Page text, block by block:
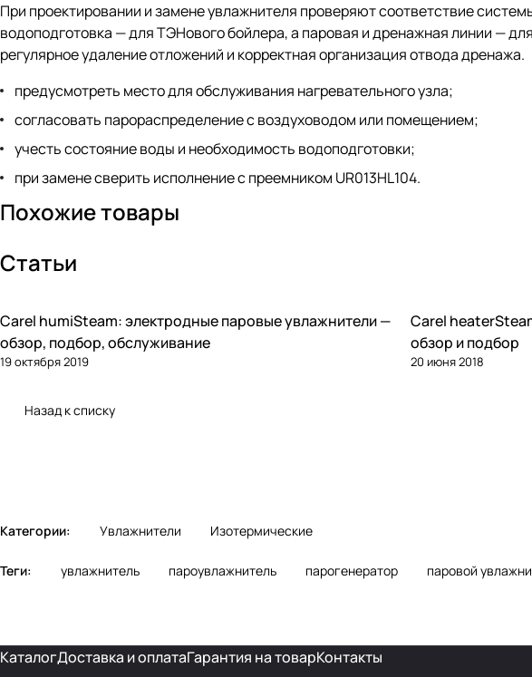
При проектировании и замене увлажнителя проверяют соответствие
водоподготовка — для ТЭНового бойлера, а паровая и дренажная линии —
регулярное удаление отложений и корректная организация отвода дренажа.
предусмотреть место для обслуживания нагревательного узла;
согласовать парораспределение с воздуховодом или помещением;
учесть состояние воды и необходимость водоподготовки;
при замене сверить исполнение с преемником UR013HL104.
Похожие товары
Статьи
Увлажнение
Carel humiSteam: электродные паровые увлажнители —
обзор, подбор, обслуживание
19 октября 2019
Увлажнение
Carel
обзор и подбор
20 июня 2018
Назад к списку
Категории: Увлажнители Изотермические
Теги: увлажнитель пароувлажнитель парогенератор паровой
КаталогДоставка и оплатаГарантия на товарКонтакты